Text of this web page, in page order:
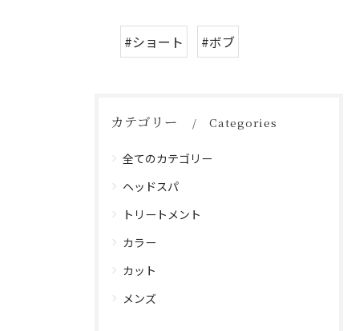
#ショート #ボブ
カテゴリー Categories
全てのカテゴリー
ヘッドスパ
トリートメント
カラー
カット
メンズ